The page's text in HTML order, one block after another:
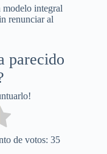
modelo integral
renunciar al
parecido
de votos: 35